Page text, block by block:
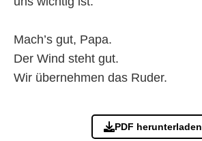
Mach’s gut, Papa.
Der Wind steht gut.
Wir übernehmen das Ruder.
PDF herunterladen